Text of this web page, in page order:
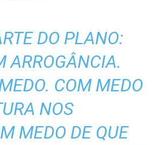
DO PLANO:
ARROGÂNCIA.
COM MEDO
NOS
MEDO DE QUE